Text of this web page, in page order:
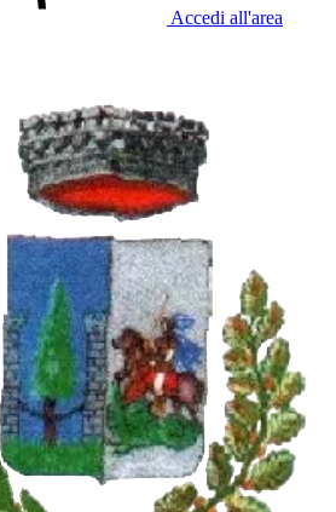
Accedi all'area